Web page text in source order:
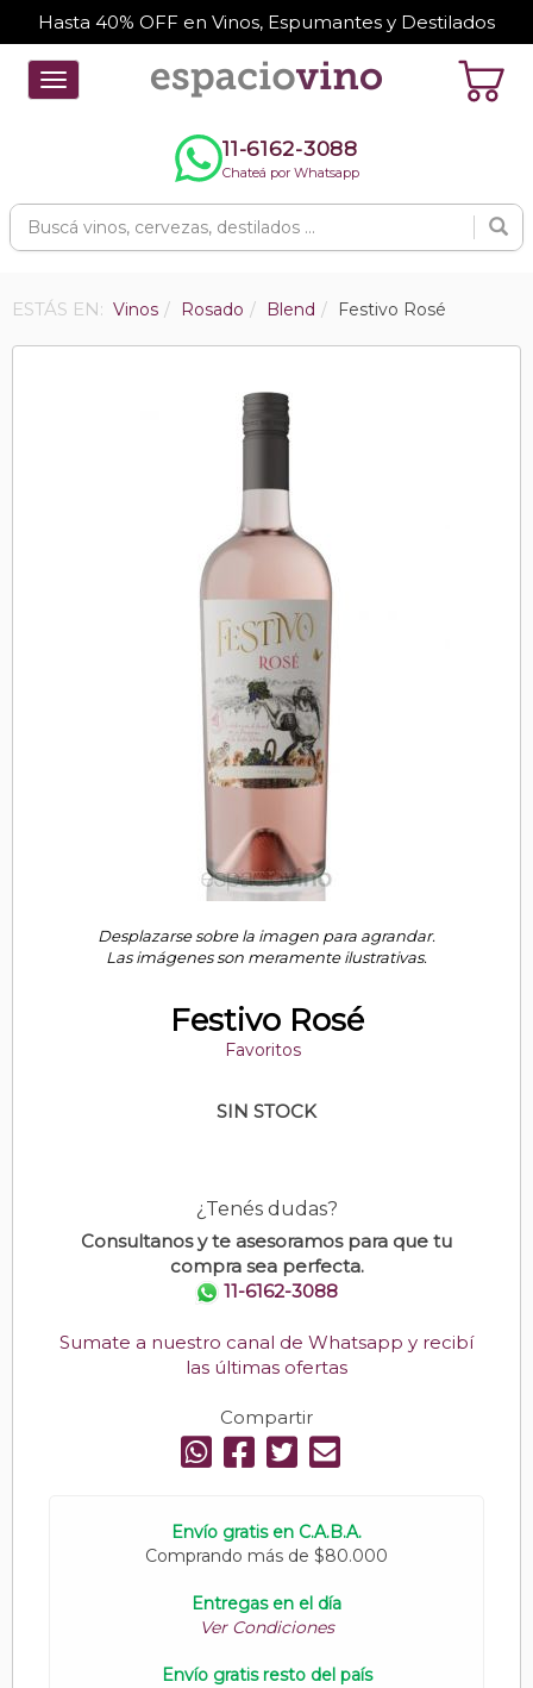
Hasta 40% OFF en Vinos, Espumantes y Destilados
Toggle
navigation
11-6162-3088
Chateá por Whatsapp
ESTÁS EN: Vinos Rosado Blend Festivo Rosé
Desplazarse sobre la imagen para agrandar.
Las imágenes son meramente ilustrativas.
Festivo Rosé
Favoritos
SIN STOCK
¿Tenés dudas?
Consultanos y te asesoramos para que tu
compra sea perfecta.
11-6162-3088
Sumate a nuestro canal de Whatsapp y recibí
las últimas ofertas
Compartir
Envío gratis en C.A.B.A.
Comprando más de $80.000
Entregas en el día
Ver Condiciones
Envío gratis resto del país